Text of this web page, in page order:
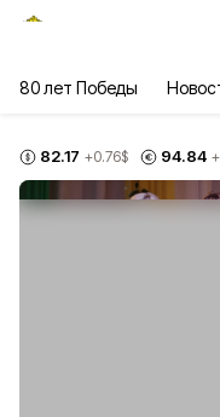
80 лет Победы
82.17 +0.76$ 94.84